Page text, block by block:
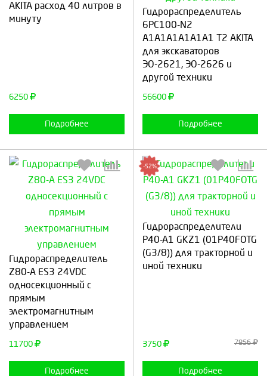
AKITA расход 40 литров в
минуту
6250
Подробнее
Гидрoраспределитель
6РС100-N2
А1А1А1А1А1А1 Т2 AKITA
для экскаваторов
ЭО-2621, ЭО-2626 и
другой техники
56600
Подробнее
Продолжить
Гидрораспределитель
Z80-А ES3 24VDC
односекционный с
прямым
электромагнитным
управлением
11700
Подробнее
Выберите количество:
Продолжить
Гидрoраспределители
Р40-А1 GKZ1 (01P40FOTG
(G3/8)) для тракторной и
иной техники
-52%
3750 7856
Подробнее
Выберите количество: